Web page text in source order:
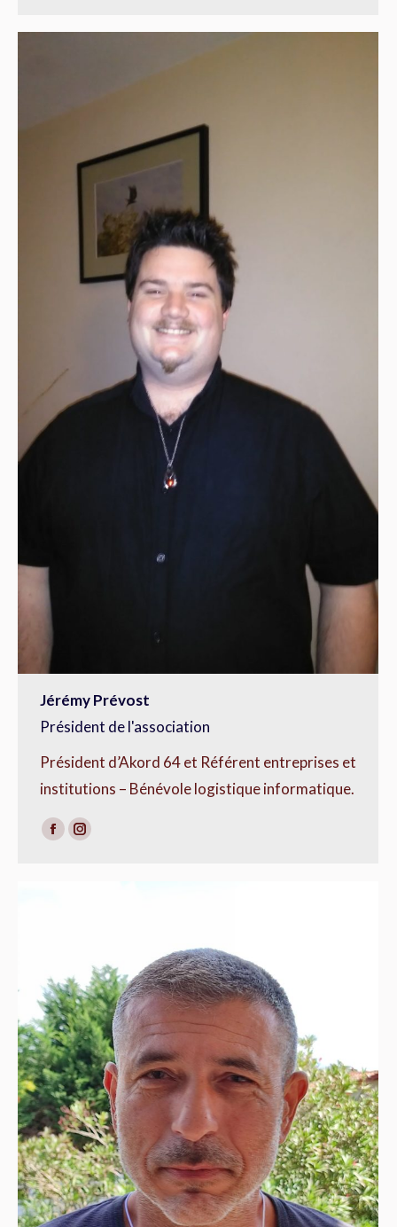
Jérémy Prévost
Président de l'association
Président d’Akord 64 et Référent entreprises et
institutions – Bénévole logistique informatique.
FacebookInstagram